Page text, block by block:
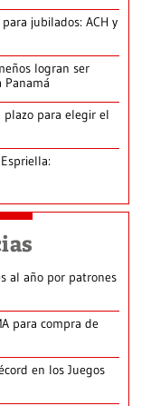
jubilados: ACH y
logran ser
Panamá
plazo para elegir el
al año por patrones
para compra de
en los Juegos